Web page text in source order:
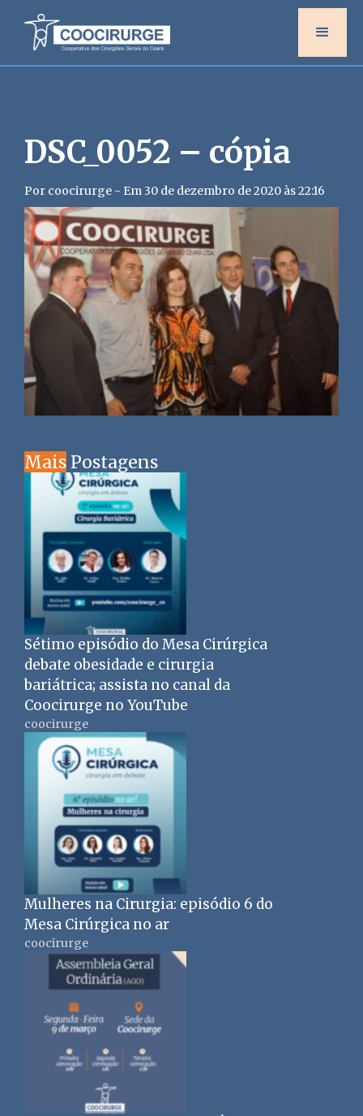
DSC_0052 – cópia
Por coocirurge - Em 30 de dezembro de 2020 às 22:16
Mais Postagens
Sétimo episódio do Mesa Cirúrgica
debate obesidade e cirurgia
bariátrica; assista no canal da
Coocirurge no YouTube
coocirurge
Mulheres na Cirurgia: episódio 6 do
Mesa Cirúrgica no ar
coocirurge